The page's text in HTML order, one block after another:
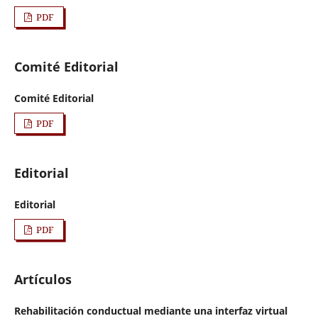
PDF
Comité Editorial
Comité Editorial
PDF
Editorial
Editorial
PDF
Artículos
Rehabilitación conductual mediante una interfaz virtual